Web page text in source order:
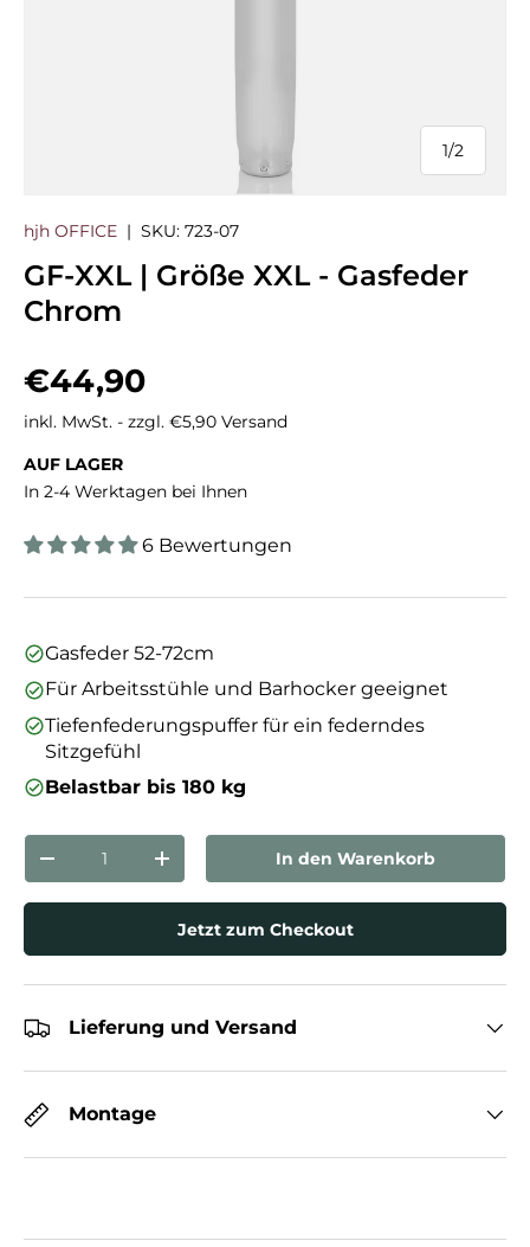
1/
von
2
hjh OFFICE | SKU: 723-07
GF-XXL | Größe XXL - Gasfeder
Chrom
Normaler Preis
€44,90
inkl. MwSt. - zzgl. €5,90 Versand
AUF LAGER
In 2-4 Werktagen bei Ihnen
6 Bewertungen
Gasfeder 52-72cm
Für Arbeitsstühle und Barhocker geeignet
Tiefenfederungspuffer für ein federndes
Sitzgefühl
Belastbar bis 180 kg
Anzahl
Menge verringernMenge erhöhenIn den Warenkorb
Jetzt zum Checkout
Lieferung und Versand
Montage